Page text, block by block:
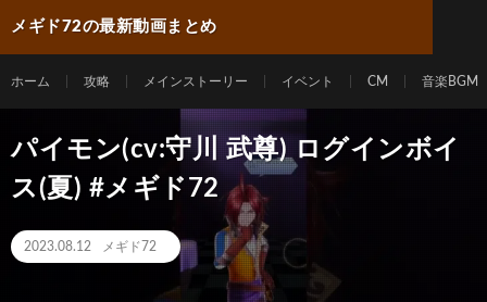
メギド72の最新動画まとめ
ホーム 攻略 メインストーリー イベント CM 音楽BGM
パイモン(cv:守川 武尊) ログインボイ
ス(夏) #メギド72
2023.08.12 メギド72